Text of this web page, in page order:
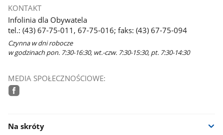
KONTAKT
Infolinia dla Obywatela
tel.: (43) 67-75-011, 67-75-016; faks: (43) 67-75-094
Czynna w dni robocze
w godzinach pon. 7:30-16:30, wt.-czw. 7:30-15:30, pt. 7:30-14:30
MEDIA SPOŁECZNOŚCIOWE:
Na skróty